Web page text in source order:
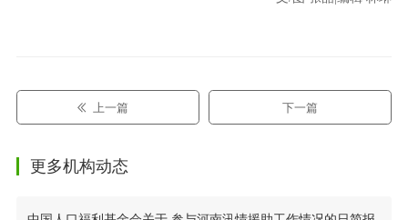
上一篇 下一篇
更多机构动态